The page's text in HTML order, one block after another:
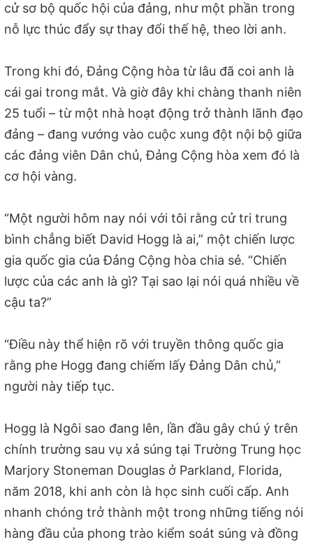
cử sơ bộ quốc hội của đảng, như một phần trong
nỗ lực thúc đẩy sự thay đổi thế hệ, theo lời anh.
Trong khi đó, Đảng Cộng hòa từ lâu đã coi anh là
cái gai trong mắt. Và giờ đây khi chàng thanh niên
25 tuổi – từ một nhà hoạt động trở thành lãnh đạo
đảng – đang vướng vào cuộc xung đột nội bộ giữa
các đảng viên Dân chủ, Đảng Cộng hòa xem đó là
cơ hội vàng.
“Một người hôm nay nói với tôi rằng cử tri trung
bình chẳng biết David Hogg là ai,” một chiến lược
gia quốc gia của Đảng Cộng hòa chia sẻ. “Chiến
lược của các anh là gì? Tại sao lại nói quá nhiều về
cậu ta?”
“Điều này thể hiện rõ với truyền thông quốc gia
rằng phe Hogg đang chiếm lấy Đảng Dân chủ,”
người này tiếp tục.
Hogg là Ngôi sao đang lên, lần đầu gây chú ý trên
chính trường sau vụ xả súng tại Trường Trung học
Marjory Stoneman Douglas ở Parkland, Florida,
năm 2018, khi anh còn là học sinh cuối cấp. Anh
nhanh chóng trở thành một trong những tiếng nói
hàng đầu của phong trào kiểm soát súng và đồng